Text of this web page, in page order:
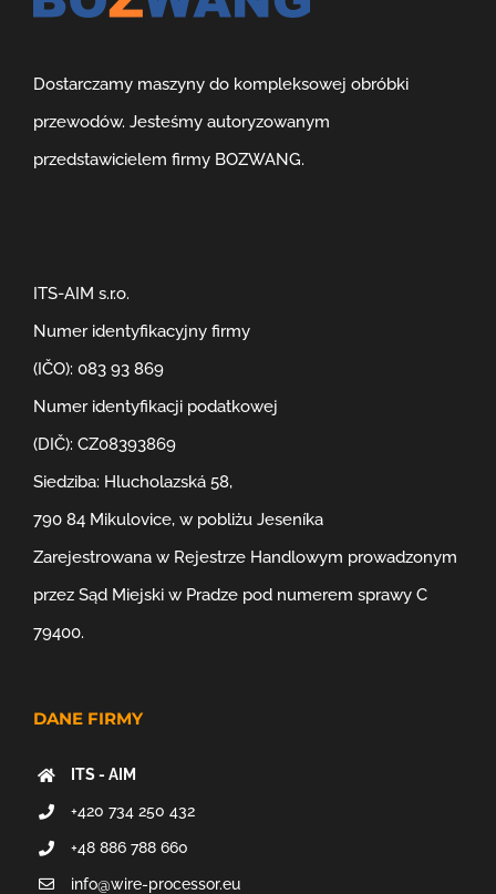
Dostarczamy maszyny do kompleksowej obróbki
przewodów. Jesteśmy autoryzowanym
przedstawicielem firmy BOZWANG.
ITS-AIM s.r.o.
Numer identyfikacyjny firmy
(IČO): 083 93 869
Numer identyfikacji podatkowej
(DIČ): CZ08393869
Siedziba: Hlucholazská 58,
790 84 Mikulovice, w pobliżu Jeseníka
Zarejestrowana w Rejestrze Handlowym prowadzonym
przez Sąd Miejski w Pradze pod numerem sprawy C
79400.
DANE FIRMY
ITS - AIM
+420 734 250 432
+48 886 788 660
info@wire-processor.eu